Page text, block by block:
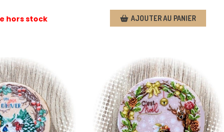
hors stock AJOUTER AU PANIER